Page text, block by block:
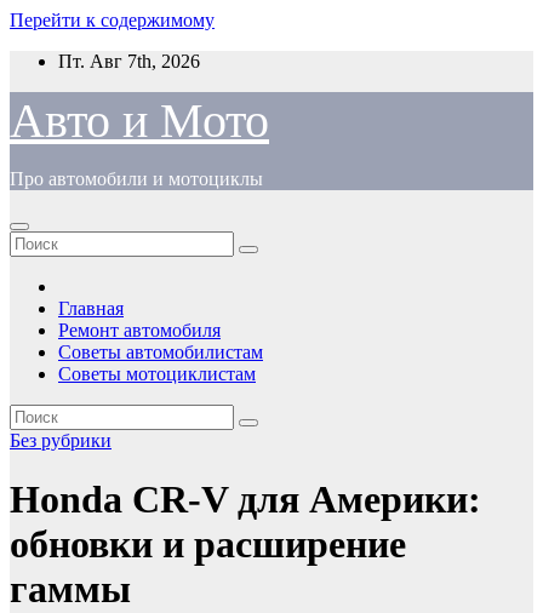
Перейти к содержимому
Пт. Авг 7th, 2026
Авто и Мото
Про автомобили и мотоциклы
Главная
Ремонт автомобиля
Советы автомобилистам
Советы мотоциклистам
Без рубрики
Honda CR-V для Америки:
обновки и расширение
гаммы